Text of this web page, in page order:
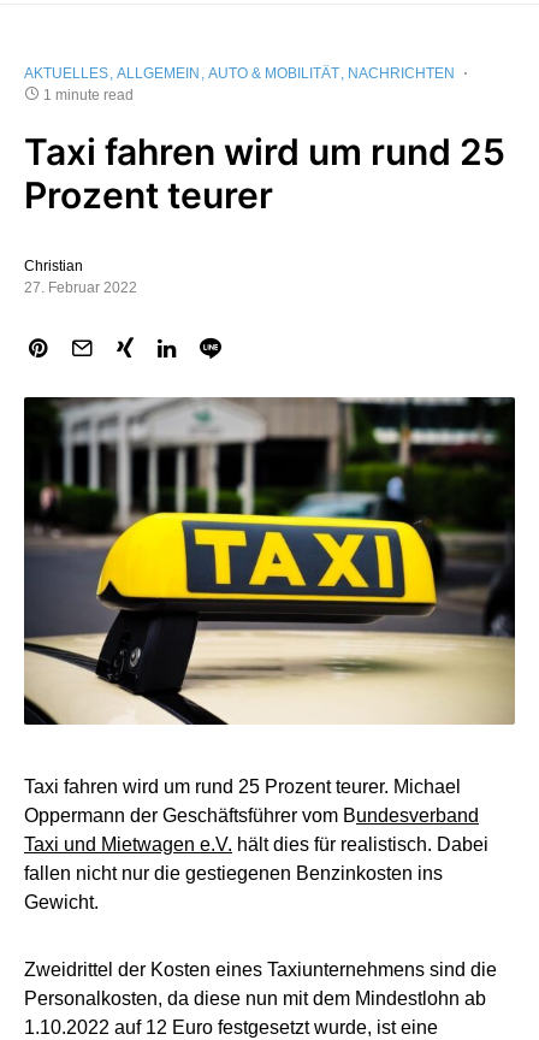
AKTUELLES ALLGEMEIN AUTO & MOBILITÄT
NACHRICHTEN
1 minute read
Taxi fahren wird um rund 25
Prozent teurer
Christian
27. Februar 2022
Taxi fahren wird um rund 25 Prozent teurer. Michael
Oppermann der Geschäftsführer vom Bundesverband
Taxi und Mietwagen e.V. hält dies für realistisch. Dabei
fallen nicht nur die gestiegenen Benzinkosten ins
Gewicht.
Zweidrittel der Kosten eines Taxiunternehmens sind die
Personalkosten, da diese nun mit dem Mindestlohn ab
1.10.2022 auf 12 Euro festgesetzt wurde, ist eine